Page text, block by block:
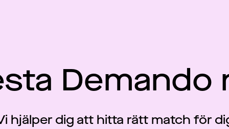
Demando
hjälper dig att hitta rätt match för